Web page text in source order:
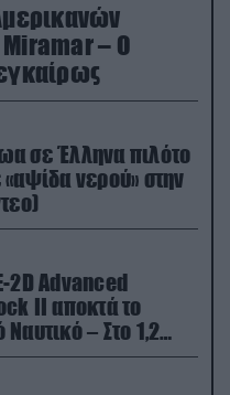
– Ο
σε Έλληνα πιλότο
νερού» στην
2D Advanced
II αποκτά το
– Στο 1,2
κόστος